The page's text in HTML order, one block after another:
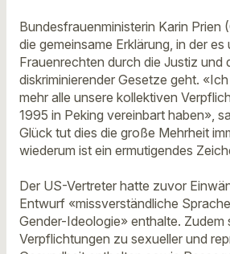
Bundesfrauenministerin Karin Prien
die gemeinsame Erklärung, in der
Frauenrechten durch die Justiz und
diskriminierender Gesetze geht.
mehr alle unsere kollektiven
1995 in Peking vereinbart haben»,
Glück tut dies die große Mehrheit
wiederum ist ein ermutigendes
Der US-Vertreter hatte zuvor
Entwurf «missverständliche
Gender-Ideologie» enthalte. Zudem
Verpflichtungen zu sexueller und